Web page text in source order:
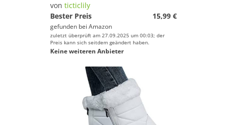
von ticticlily
Bester Preis
15,99 €
gefunden bei Amazon
zuletzt überprüft am 27.09.2025 um 00:03; der
Preis kann sich seitdem geändert haben.
Keine weiteren Anbieter